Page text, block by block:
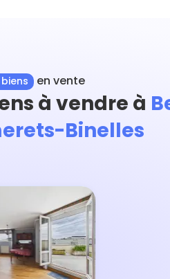
en vente
à vendre à
Binelles